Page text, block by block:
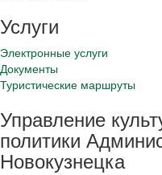
Услуги
Электронные услуги
Документы
Туристические маршруты
Управление
политики
Новокузнецка